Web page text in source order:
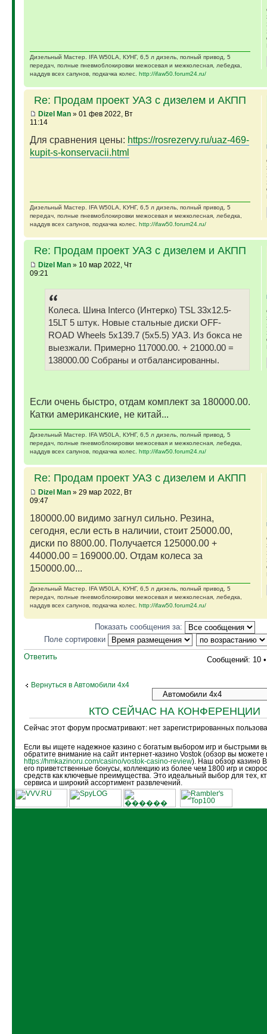
Дизельный Мастер. IFA W50LA, КУНГ, 6,5 л дизель, полный привод, 5
передач, полные пневмоблокировки межосевая и межколесная, лебедка,
наддув всех сапунов, подкачка колес. http://ifaw50.forum24.ru/
Re: Продам проект УАЗ с дизелем и АКПП
Dizel Man» 01 фев 2022, Вт
11:14
Для сравнения цены: https://rosrezervy.ru/uaz-469-
kupit-s-konservacii.html
Дизельный Мастер. IFA W50LA, КУНГ, 6,5 л дизель, полный привод, 5
передач, полные пневмоблокировки межосевая и межколесная, лебедка,
наддув всех сапунов, подкачка колес. http://ifaw50.forum24.ru/
Re: Продам проект УАЗ с дизелем и АКПП
Dizel Man» 10 мар 2022, Чт
09:21
Колеса. Шина Interco (Интерко) TSL 33x12.5-
15LT 5 штук. Новые стальные диски OFF-
ROAD Wheels 5x139.7 (5x5.5) УАЗ. Из бокса не
выезжали. Примерно 117000.00. + 21000.00 =
138000.00 Собраны и отбалансированны.
Если очень быстро, отдам комплект за 180000.00.
Катки американские, не китай...
Дизельный Мастер. IFA W50LA, КУНГ, 6,5 л дизель, полный привод, 5
передач, полные пневмоблокировки межосевая и межколесная, лебедка,
наддув всех сапунов, подкачка колес. http://ifaw50.forum24.ru/
Re: Продам проект УАЗ с дизелем и АКПП
Dizel Man» 29 мар 2022, Вт
09:47
180000.00 видимо загнул сильно. Резина,
сегодня, если есть в наличии, стоит 25000.00,
диски по 8800.00. Получается 125000.00 +
44000.00 = 169000.00. Отдам колеса за
150000.00...
Дизельный Мастер. IFA W50LA, КУНГ, 6,5 л дизель, полный привод, 5
передач, полные пневмоблокировки межосевая и межколесная, лебедка,
наддув всех сапунов, подкачка колес. http://ifaw50.forum24.ru/
Показать сообщения за:
Поле сортировки
Ответить
Сообщений: 10
Вернуться в Автомобили 4х4
КТО СЕЙЧАС НА КОНФЕРЕНЦИИ
Сейчас этот форум просматривают: нет зарегистрированных
Если вы ищете надежное казино с богатым выбором игр и быстрыми
обратите внимание на сайт интернет-казино Vostok (обзор вы можете
https://hmkazinoru.com/casino/vostok-casino-review). Наш обзор казино
его приветственные бонусы, коллекцию из более чем 1800 игр и
средств как ключевые преимущества. Это идеальный выбор для тех,
сервиса и широкий ассортимент развлечений.